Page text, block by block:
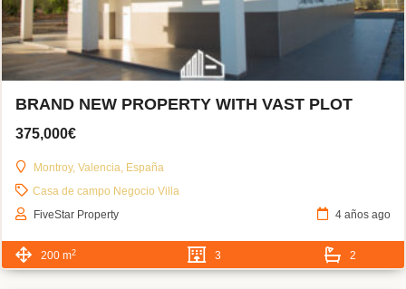
BRAND NEW PROPERTY WITH VAST PLOT
375,000€
Montroy, Valencia, España
Casa de campo Negocio Villa
FiveStar Property
4 años ago
200 m2 3 2